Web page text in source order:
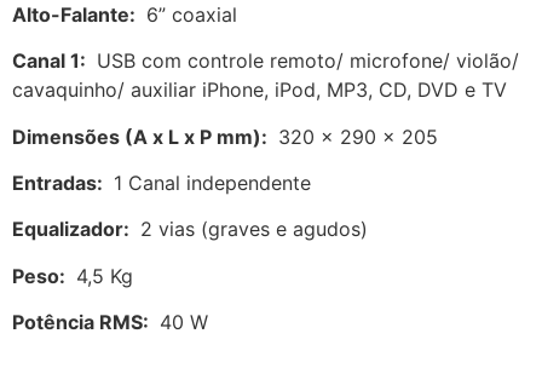
Alto-Falante: 6” coaxial
Canal 1: USB com controle remoto/ microfone/ violão/
cavaquinho/ auxiliar iPhone, iPod, MP3, CD, DVD e TV
Dimensões (A x L x P mm): 320 x 290 x 205
Entradas: 1 Canal independente
Equalizador: 2 vias (graves e agudos)
Peso: 4,5 Kg
Potência RMS: 40 W